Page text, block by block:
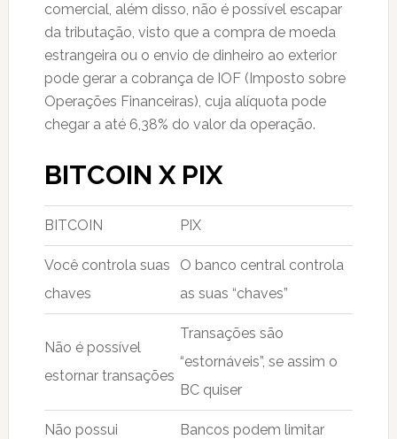
comercial, além disso, não é possível escapar
da tributação, visto que a compra de moeda
estrangeira ou o envio de dinheiro ao exterior
pode gerar a cobrança de IOF (Imposto sobre
Operações Financeiras), cuja alíquota pode
chegar a até 6,38% do valor da operação.
BITCOIN X PIX
BITCOIN PIX
Você controla suas
chaves
O banco central controla
as suas “chaves”
Não é possível
estornar transações
Transações são
“estornáveis”, se assim o
BC quiser
Não possui
Bancos podem limitar